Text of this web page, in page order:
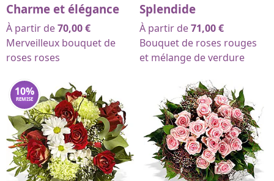
Charme et élégance
À partir de70,00€
Merveilleux bouquet de
roses roses
Splendide
À partir de71,00€
Bouquet de roses rouges
et mélange de verdure
10%
REMISE